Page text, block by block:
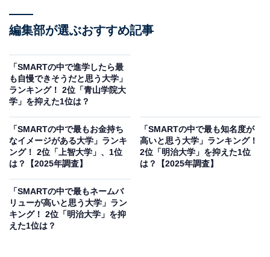
回答者からは「真面目で優秀な技術者が多いイメージが
あるから」（40代男性／福岡県）、「独自の専門知識と
県）、「理系難関で入試難易度が高く、研究や専門分野
に強いイメージがある」（30代女性／神奈川県）といっ
た声が集まりました。
編集部が選ぶおすすめ記事
「SMARTの中で進学したら最
も自慢できそうだと思う大学」
ランキング！ 2位「青山学院大
学」を抑えた1位は？
「SMARTの中で最もお金持ち
なイメージがある大学」ランキ
ング！ 2位「上智大学」、1位
は？【2025年調査】
「SMARTの中で最も知名度が
高いと思う大学」ランキング！
2位「明治大学」を抑えた1位
は？【2025年調査】
「SMARTの中で最もネームバ
リューが高いと思う大学」ラン
キング！ 2位「明治大学」を抑
えた1位は？